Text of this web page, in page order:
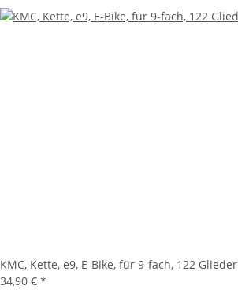
KMC, Kette, e9, E-Bike, für 9-fach, 122 Glieder
34,90 € *